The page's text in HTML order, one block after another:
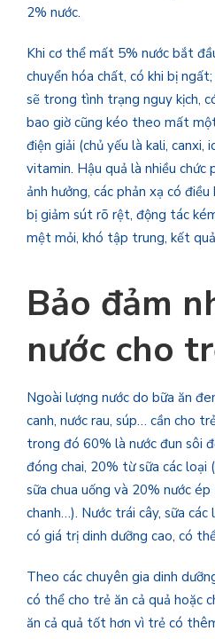
2% nước.
Khi cơ thể mất 5% nước bắt
chuyển hóa chất, có khi bị
sẽ trong tình trạng nguy kịch,
bao giờ cũng kéo theo mất
điện giải (chủ yếu là kali, canxi,
vitamin. Hậu quả là nhiều chức
ảnh hưởng, các phản xạ có
bị giảm sút rõ rệt, động tác
mệt mỏi, khó tập trung, kết
Bảo đảm
nước cho
Ngoài lượng nước do bữa ăn
canh, nước rau, súp… cần cho
trong đó 60% là nước đun sôi
đóng chai, 20% từ sữa các loại
sữa chua uống và 20% nước
chanh…). Nước trái cây, sữa
có giá trị dinh dưỡng cao, có
Theo các chuyên gia dinh
có thể cho trẻ ăn cả quả hoặc
ăn cả quả tốt hơn vì trẻ có